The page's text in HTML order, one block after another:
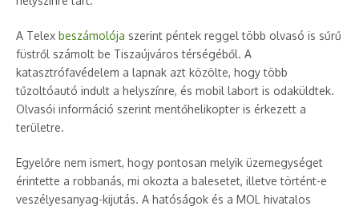
A Telex beszámolója szerint péntek reggel több olvasó is sűrű
füstről számolt be Tiszaújváros térségéből. A
katasztrófavédelem a lapnak azt közölte, hogy több
tűzoltóautó indult a helyszínre, és mobil labort is odaküldtek.
Olvasói információ szerint mentőhelikopter is érkezett a
területre.
Egyelőre nem ismert, hogy pontosan melyik üzemegységet
érintette a robbanás, mi okozta a balesetet, illetve történt-e
veszélyesanyag-kijutás. A hatóságok és a MOL hivatalos